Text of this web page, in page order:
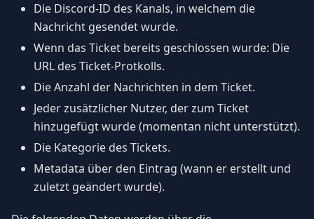
Die Discord-ID des Kanals, in welchem die
Nachricht gesendet wurde.
Wenn das Ticket bereits geschlossen wurde: Die
URL des Ticket-Protkolls.
Die Anzahl der Nachrichten in dem Ticket.
Jeder zusätzlicher Nutzer, der zum Ticket
hinzugefügt wurde (momentan nicht unterstützt).
Die Kategorie des Tickets.
Metadata über den Eintrag (wann er erstellt und
zuletzt geändert wurde).